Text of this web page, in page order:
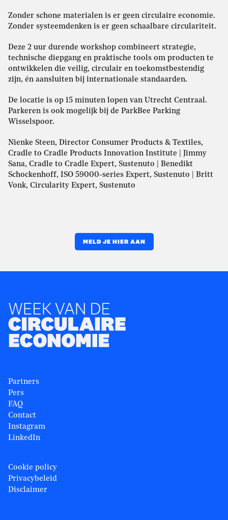
Zonder schone materialen is er geen circulaire economie.
Zonder systeemdenken is er geen schaalbare circulariteit.
Deze 2 uur durende workshop combineert strategie,
technische diepgang en praktische tools om producten te
ontwikkelen die veilig, circulair en toekomstbestendig
zijn, én aansluiten bij internationale standaarden.
De locatie is op 15 minuten lopen van Utrecht Centraal.
Parkeren is ook mogelijk bij de ParkBee Parking
Wisselspoor.
Nienke Steen, Director Consumer Products & Textiles,
Cradle to Cradle Products Innovation Institute | Jimmy
Sana, Cradle to Cradle Expert, Sustenuto | Benedikt
Schockenhoff, ISO 59000-series Expert, Sustenuto | Britt
Vonk, Circularity Expert, Sustenuto
MELD JE HIER AAN
Partners
Pers
FAQ
Contact
Instagram
LinkedIn
Cookie policy
Privacybeleid
Disclaimer